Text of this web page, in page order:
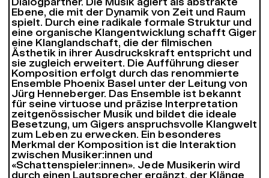
Dialogpartner. Die Musik agiert als abstrakte
Ebene, die mit der Dynamik von Zeit und Raum
spielt. Durch eine radikale formale Struktur und
eine organische Klangentwicklung schafft Giger
eine Klanglandschaft, die der filmischen
Ästhetik in ihrer Ausdruckskraft entspricht und
sie zugleich erweitert. Die Aufführung dieser
Komposition erfolgt durch das renommierte
Ensemble Phoenix Basel unter der Leitung von
Jürg Henneberger. Das Ensemble ist bekannt
für seine virtuose und präzise Interpretation
zeitgenössischer Musik und bildet die ideale
Besetzung, um Gigers anspruchsvolle Klangwelt
zum Leben zu erwecken. Ein besonderes
Merkmal der Komposition ist die Interaktion
zwischen Musiker:innen und
«Schattenspieler:innen». Jede Musikerin wird
durch einen Lautsprecher ergänzt, der Klänge